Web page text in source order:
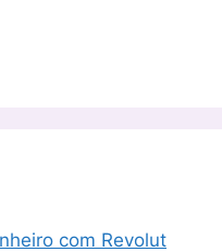
com Revolut